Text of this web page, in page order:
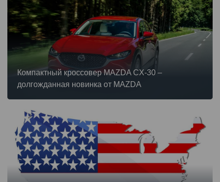
Компактный кроссовер MAZDA CX-30 –
долгожданная новинка от MAZDA